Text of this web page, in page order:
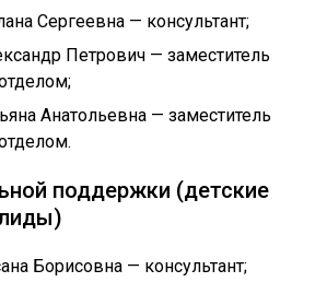
Сергеевна — консультант;
Петрович — заместитель
Анатольевна — заместитель
поддержки (детские
Борисовна — консультант;